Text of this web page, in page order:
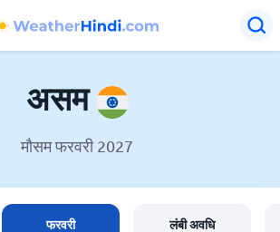
असम
मौसम फरवरी 2027
फरवरी लंबी अवधि